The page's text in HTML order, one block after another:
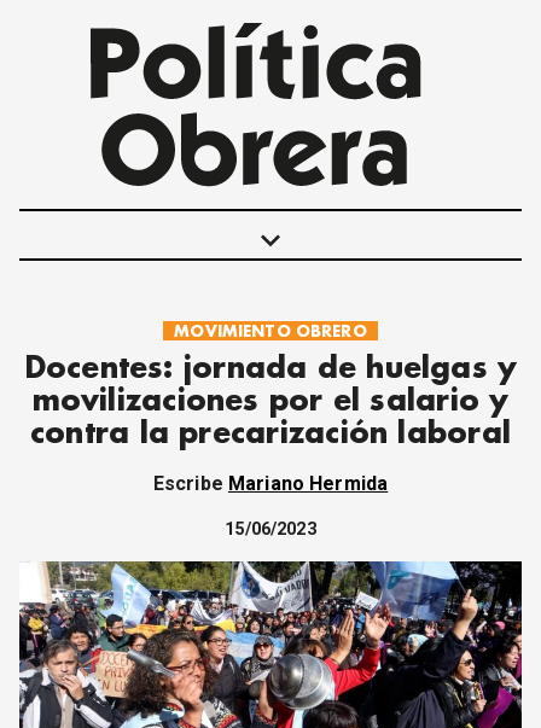
keyboard_arrow_down
POLÍTICAS
INTERNACIONALES
MOVIMIENTO OBRERO
MUJER
SOCIEDAD Y CULTURA
JUVENTUD
CORREO DE LECTORES
DEBATE
ARCHIVO
DECLARACIONES
OPINIÓN
ALTAMIRA RESPONDE
MOVIMIENTO OBRERO
Docentes: jornada de huelgas y
movilizaciones por el salario y
contra la precarización laboral
Escribe Mariano Hermida
15/06/2023